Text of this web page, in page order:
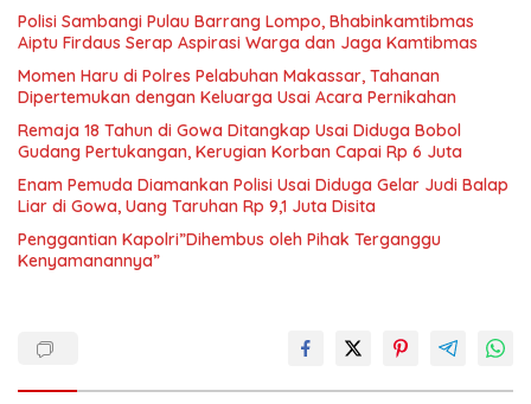
Polisi Sambangi Pulau Barrang Lompo, Bhabinkamtibmas
Aiptu Firdaus Serap Aspirasi Warga dan Jaga Kamtibmas
Momen Haru di Polres Pelabuhan Makassar, Tahanan
Dipertemukan dengan Keluarga Usai Acara Pernikahan
Remaja 18 Tahun di Gowa Ditangkap Usai Diduga Bobol
Gudang Pertukangan, Kerugian Korban Capai Rp 6 Juta
Enam Pemuda Diamankan Polisi Usai Diduga Gelar Judi Balap
Liar di Gowa, Uang Taruhan Rp 9,1 Juta Disita
Penggantian Kapolri”Dihembus oleh Pihak Terganggu
Kenyamanannya”